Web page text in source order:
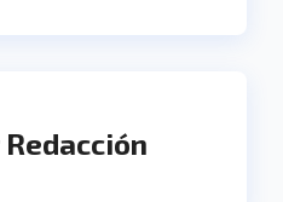
Redacción